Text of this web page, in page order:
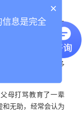
被父亲打骂教育，
师介绍，小华在班上
泼，不合群，不喜欢
庭对孩子会带来多
母打骂教育了一辈
无助，经常会认为
×
信息是完全